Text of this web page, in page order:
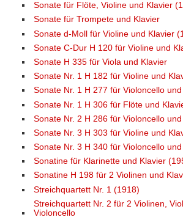
Sonate für Flöte, Violine und Klavier
Sonate für Trompete und Klavier
Sonate d-Moll für Violine und Klavier
Sonate C-Dur H 120 für Violine und
Sonate H 335 für Viola und Klavier
Sonate Nr. 1 H 182 für Violine und
Sonate Nr. 1 H 277 für Violoncello
Sonate Nr. 1 H 306 für Flöte und
Sonate Nr. 2 H 286 für Violoncello
Sonate Nr. 3 H 303 für Violine und
Sonate Nr. 3 H 340 für Violoncello
Sonatine für Klarinette und Klavier
Sonatine H 198 für 2 Violinen und
Streichquartett Nr. 1 (1918)
Streichquartett Nr. 2 für 2 Violinen,
Violoncello